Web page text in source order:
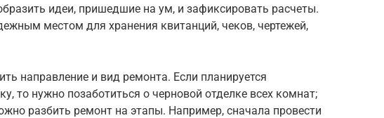
идеи, пришедшие на ум, и зафиксировать расчеты.
местом для хранения квитанций, чеков, чертежей,
направление и вид ремонта. Если планируется
то нужно позаботиться о черновой отделке всех комнат;
разбить ремонт на этапы. Например, сначала провести